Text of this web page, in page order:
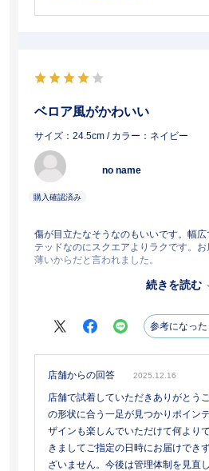
ベロア風がかわいい
サイズ：24.5cm / カラー：ネイビー
no name
傷が目立たなそうなのもいいです。幅
テッドなのにスクエアよりラクです。
薄いからだと言われました。
は火曜日でした。以前は遅れると連絡
続きを読む
参考になった
店舗からの回答 2025.12.16
店舗で試着していただきありがとう
の形状に合う一足が見つかりポイン
ザインも楽しんでいただけて何より
きましてご指定の日時にお届けでき
ざいません。今後は管理体制を見直